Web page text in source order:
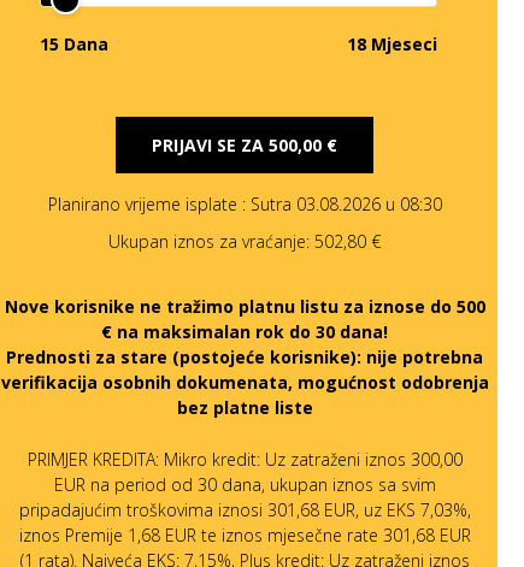
15 Dana 18 Mjeseci
PRIJAVI SE ZA 500,00 €
Planirano vrijeme isplate : Sutra 03.08.2026 u 08:30
Ukupan iznos za vraćanje: 502,80 €
Nove korisnike ne tražimo platnu listu za iznose do 500
€ na maksimalan rok do 30 dana!
Prednosti za stare (postojeće korisnike): nije potrebna
verifikacija osobnih dokumenata, mogućnost odobrenja
bez platne liste
PRIMJER KREDITA: Mikro kredit: Uz zatraženi iznos 300,00
EUR na period od 30 dana, ukupan iznos sa svim
pripadajućim troškovima iznosi 301,68 EUR, uz EKS 7,03%,
iznos Premije 1,68 EUR te iznos mjesečne rate 301,68 EUR
(1 rata). Najveća EKS: 7,15%, Plus kredit: Uz zatraženi iznos